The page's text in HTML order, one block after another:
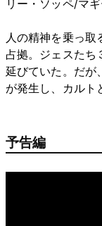
リー・ソッペ/マ
人の精神を乗っ取
占拠。ジェスたち
延びていた。だが
が発生し、カルト
予告編